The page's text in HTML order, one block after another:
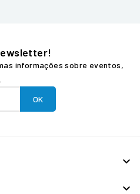
informações sobre eventos,

